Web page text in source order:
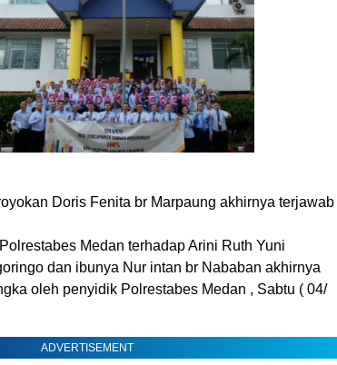
Doris Fenita br Marpaung akhirnya terjawab
Medan terhadap Arini Ruth Yuni
dan ibunya Nur intan br Nababan akhirnya
oleh penyidik Polrestabes Medan , Sabtu ( 04/
ADVERTISEMENT